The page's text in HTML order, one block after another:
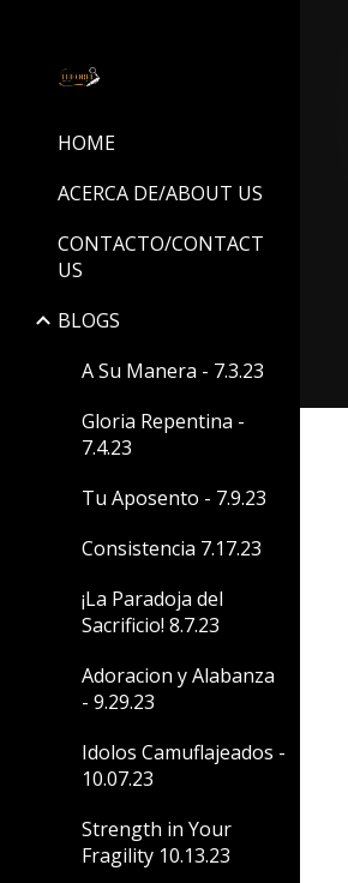
HOME
ACERCA DE/ABOUT US
CONTACTO/CONTACT
US
BLOGS
A Su Manera - 7.3.23
Gloria Repentina -
7.4.23
Tu Aposento - 7.9.23
Consistencia 7.17.23
¡La Paradoja del
Sacrificio! 8.7.23
Adoracion y Alabanza
- 9.29.23
Idolos Camuflajeados -
10.07.23
Strength in Your
Fragility 10.13.23